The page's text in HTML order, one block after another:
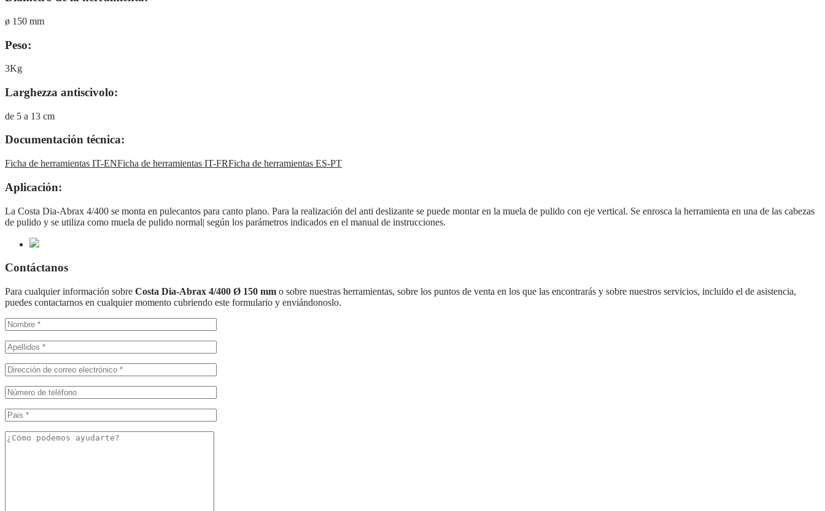
ø 150 mm
Peso:
3Kg
Larghezza antiscivolo:
de 5 a 13 cm
Documentación técnica:
Ficha de herramientas IT-ENFicha de herramientas IT-FRFicha de herramientas ES-PT
Aplicación:
La Costa Dia-Abrax 4/400 se monta en pulecantos para canto plano. Para la realización del anti deslizante se puede montar en la muela de pulido con eje vertical. Se enrosca la herramienta en una de las cabezas
de pulido y se utiliza como muela de pulido normal| según los parámetros indicados en el manual de instrucciones.
Contáctanos
Para cualquier información sobre Costa Dia-Abrax 4/400 Ø 150 mm o sobre nuestras herramientas, sobre los puntos de venta en los que las encontrarás y sobre nuestros servicios, incluido el de asistencia,
puedes contactarnos en cualquier momento cubriendo este formulario y enviándonoslo.